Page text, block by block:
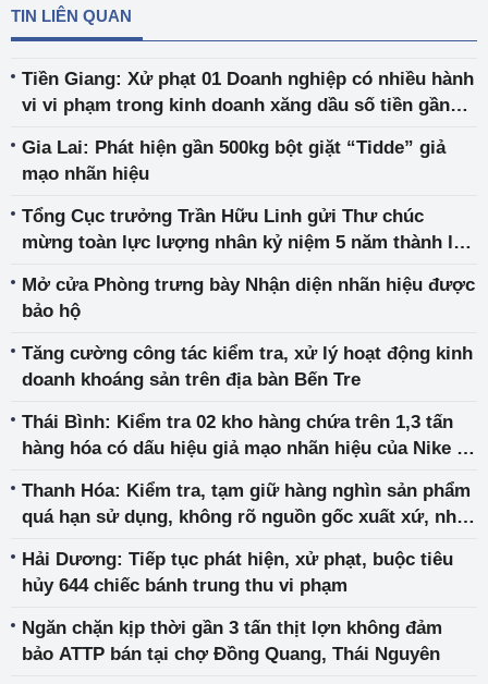
TIN LIÊN QUAN
Tiền Giang: Xử phạt 01 Doanh nghiệp có nhiều hành
vi vi phạm trong kinh doanh xăng dầu số tiền gần
Gia Lai: Phát hiện gần 500kg bột giặt “Tidde” giả
mạo nhãn hiệu
Tổng Cục trưởng Trần Hữu Linh gửi Thư chúc
mừng toàn lực lượng nhân kỷ niệm 5 năm thành lập
Mở cửa Phòng trưng bày Nhận diện nhãn hiệu được
bảo hộ
Tăng cường công tác kiểm tra, xử lý hoạt động kinh
doanh khoáng sản trên địa bàn Bến Tre
Thái Bình: Kiểm tra 02 kho hàng chứa trên 1,3 tấn
hàng hóa có dấu hiệu giả mạo nhãn hiệu của Nike và
Thanh Hóa: Kiểm tra, tạm giữ hàng nghìn sản phẩm
quá hạn sử dụng, không rõ nguồn gốc xuất xứ, nhập
Hải Dương: Tiếp tục phát hiện, xử phạt, buộc tiêu
hủy 644 chiếc bánh trung thu vi phạm
Ngăn chặn kịp thời gần 3 tấn thịt lợn không đảm
bảo ATTP bán tại chợ Đồng Quang, Thái Nguyên